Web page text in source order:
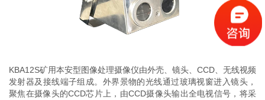
KBA12S矿用本安型图像处理摄像仪由外壳、镜头、CCD、无线视频
发射器及接线端子组成。外界景物的光线通过玻璃视窗进入镜头，
聚焦在摄像头的CCD芯片上，由CCD摄像头输出全电视信号，将采